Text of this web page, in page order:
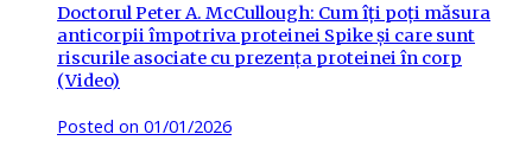
Doctorul Peter A. McCullough: Cum îți poți măsura
anticorpii împotriva proteinei Spike și care sunt
riscurile asociate cu prezența proteinei în corp
(Video)
Posted on 01/01/2026